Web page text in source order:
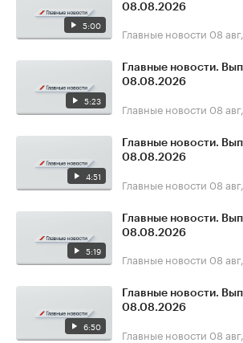
5:00
08.08.2026
Главные новости 08
5:23
Главные новости.
08.08.2026
Главные новости 08
4:51
Главные новости.
08.08.2026
Главные новости 08
5:19
Главные новости.
08.08.2026
Главные новости 08
6:50
Главные новости.
08.08.2026
Главные новости 08